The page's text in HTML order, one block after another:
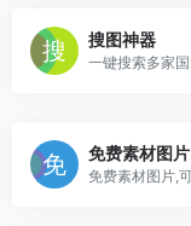
搜图神器
免费素材图片